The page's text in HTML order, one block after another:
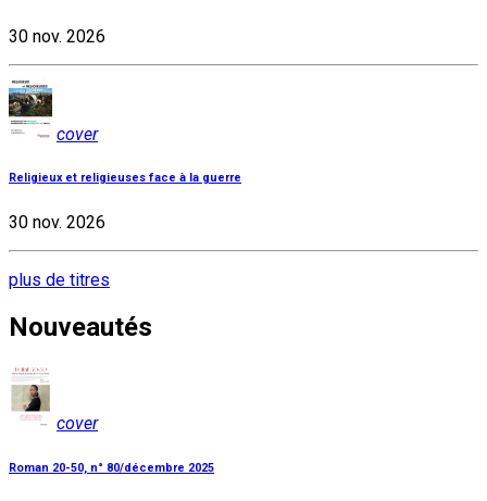
30 nov. 2026
cover
Religieux et religieuses face à la guerre
30 nov. 2026
plus de titres
Nouveautés
cover
Roman 20-50, n° 80/décembre 2025